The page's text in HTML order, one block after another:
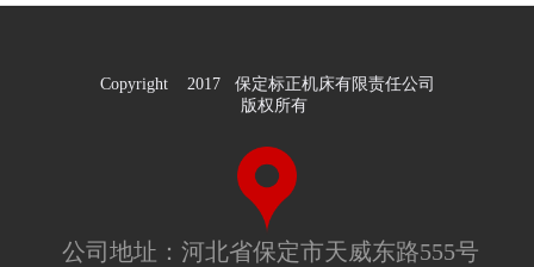
Copyright 2017 保定标正机床有限责任公司
版权所有
公司地址：河北省保定市天威东路555号